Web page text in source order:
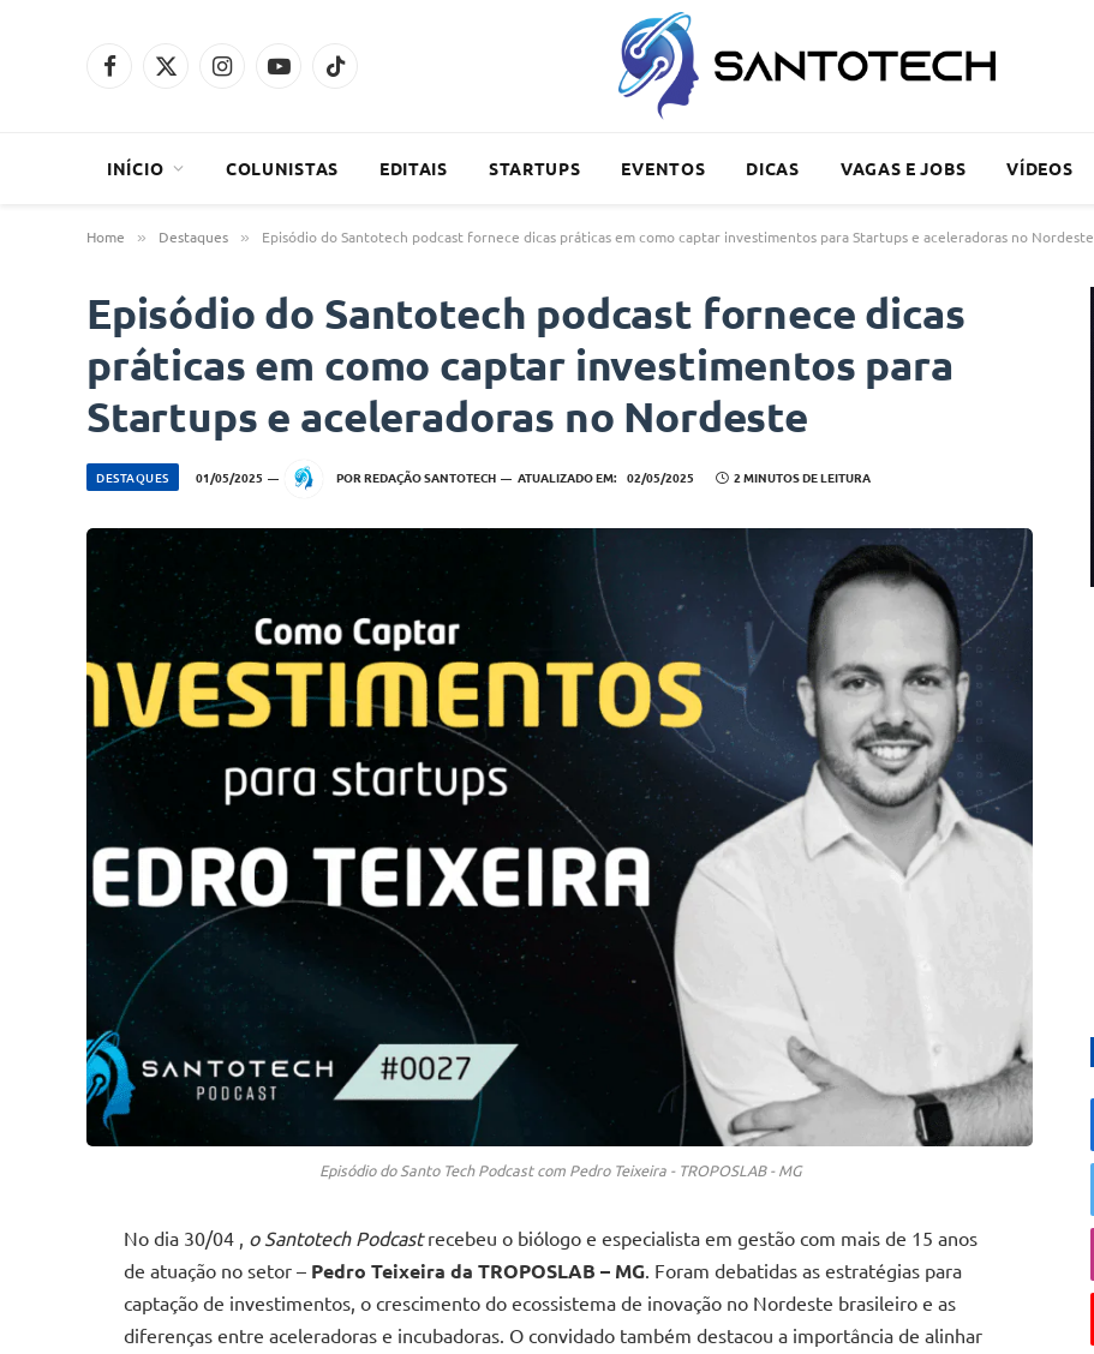
Facebook
X
InstagramYouTubeTikTok
INÍCIO COLUNISTAS EDITAIS STARTUPS EVENTOS DICAS VAGAS E JOBS VÍDEOS
Home » Destaques » Episódio do Santotech podcast fornece dicas práticas em como captar investimentos para Startups e aceleradoras no Nordeste
Episódio do Santotech podcast fornece dicas
práticas em como captar investimentos para
Startups e aceleradoras no Nordeste
DESTAQUES 01/05/2025 POR REDAÇÃO SANTOTECH ATUALIZADO EM: 02/05/2025 2 MINUTOS DE LEITURA
Episódio do Santo Tech Podcast com Pedro Teixeira - TROPOSLAB - MG
No dia 30/04 , o Santotech Podcastrecebeu o biólogo e especialista em gestão com mais de 15 anos
de atuação no setor – Pedro Teixeira da TROPOSLAB – MG. Foram debatidas as estratégias para
captação de investimentos, o crescimento do ecossistema de inovação no Nordeste brasileiro e as
diferenças entre aceleradoras e incubadoras. O convidado também destacou a importância de alinhar